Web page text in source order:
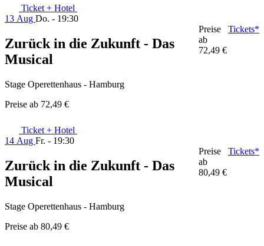
Ticket + Hotel
13 Aug Do. - 19:30
Zurück in die Zukunft - Das
Musical
Stage Operettenhaus - Hamburg
Preise ab 72,49 €
Preise
ab
72,49 €
Tickets*
Ticket + Hotel
14 Aug Fr. - 19:30
Zurück in die Zukunft - Das
Musical
Stage Operettenhaus - Hamburg
Preise ab 80,49 €
Preise
ab
80,49 €
Tickets*